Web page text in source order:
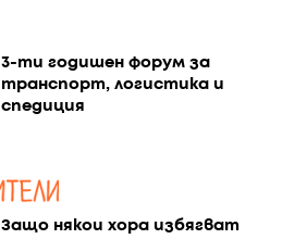
3-ти годишен форум за
транспорт, логистика и
спедиция
Защо някои хора избягват